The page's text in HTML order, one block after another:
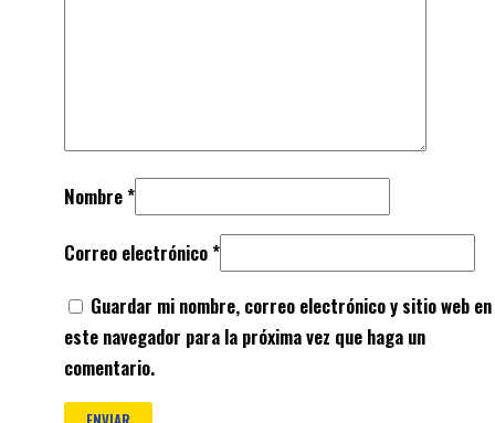
Nombre*
Correo electrónico*
Guardar mi nombre, correo electrónico y sitio web en
este navegador para la próxima vez que haga un
comentario.